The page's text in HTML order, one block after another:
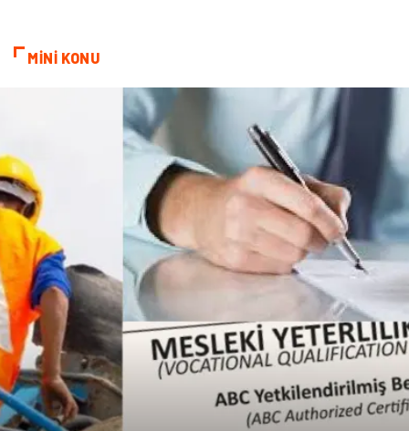
Basın Yayın
Telekomünikasyon
Ambalaj İthalat İhracat
Dernekler ve Birlikler
MİNİ KONU